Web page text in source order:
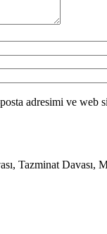
adresimi ve web
Tazminat Davası,